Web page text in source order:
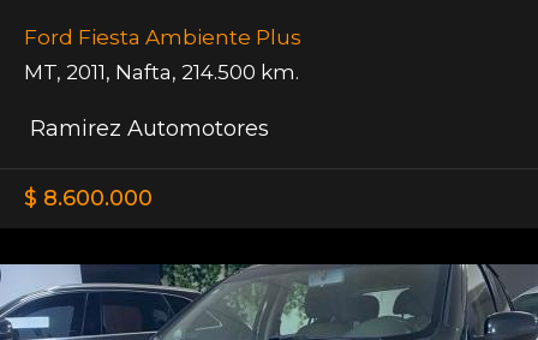
Ford Fiesta Ambiente Plus
MT, 2011, Nafta, 214.500 km.
Ramirez Automotores
$ 8.600.000